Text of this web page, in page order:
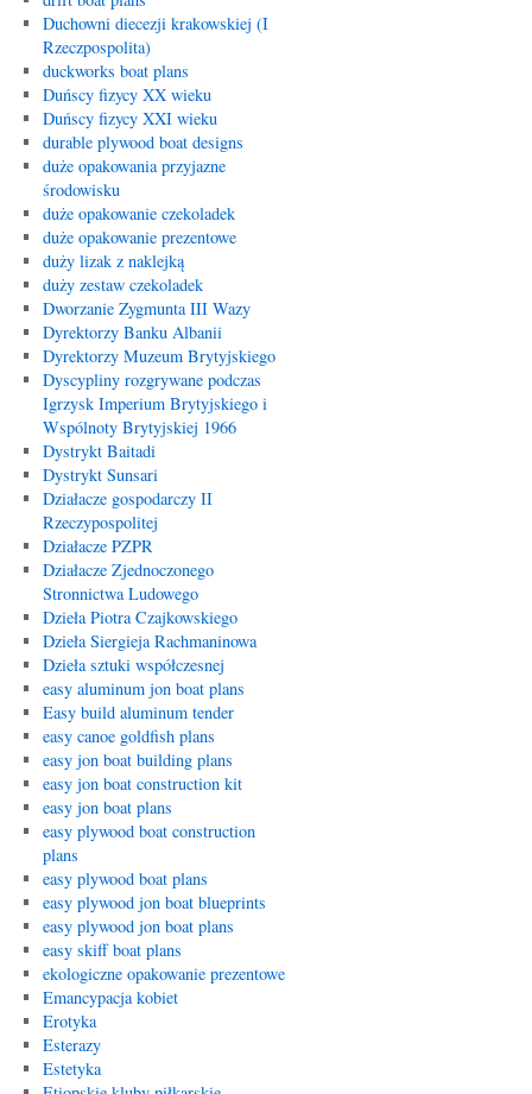
Duchowni diecezji krakowskiej (I
Rzeczpospolita)
duckworks boat plans
Duńscy fizycy XX wieku
Duńscy fizycy XXI wieku
durable plywood boat designs
duże opakowania przyjazne
środowisku
duże opakowanie czekoladek
duże opakowanie prezentowe
duży lizak z naklejką
duży zestaw czekoladek
Dworzanie Zygmunta III Wazy
Dyrektorzy Banku Albanii
Dyrektorzy Muzeum Brytyjskiego
Dyscypliny rozgrywane podczas
Igrzysk Imperium Brytyjskiego i
Wspólnoty Brytyjskiej 1966
Dystrykt Baitadi
Dystrykt Sunsari
Działacze gospodarczy II
Rzeczypospolitej
Działacze PZPR
Działacze Zjednoczonego
Stronnictwa Ludowego
Dzieła Piotra Czajkowskiego
Dzieła Siergieja Rachmaninowa
Dzieła sztuki współczesnej
easy aluminum jon boat plans
Easy build aluminum tender
easy canoe goldfish plans
easy jon boat building plans
easy jon boat construction kit
easy jon boat plans
easy plywood boat construction
plans
easy plywood boat plans
easy plywood jon boat blueprints
easy plywood jon boat plans
easy skiff boat plans
ekologiczne opakowanie prezentowe
Emancypacja kobiet
Erotyka
Esterazy
Estetyka